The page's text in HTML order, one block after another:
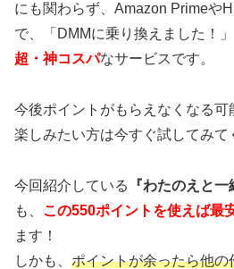
にも関わらず、Amazon Primeや
で、「DMMに乗り換えました！
超・神コスパなサービスです。
今後ポイントがもらえなくなる可
楽しみたい方は今すぐ試してみて
今回紹介している
『わたのえと
も、 この550ポイントを使えば最
ます！
しかも、 ポイントが余ったら他の